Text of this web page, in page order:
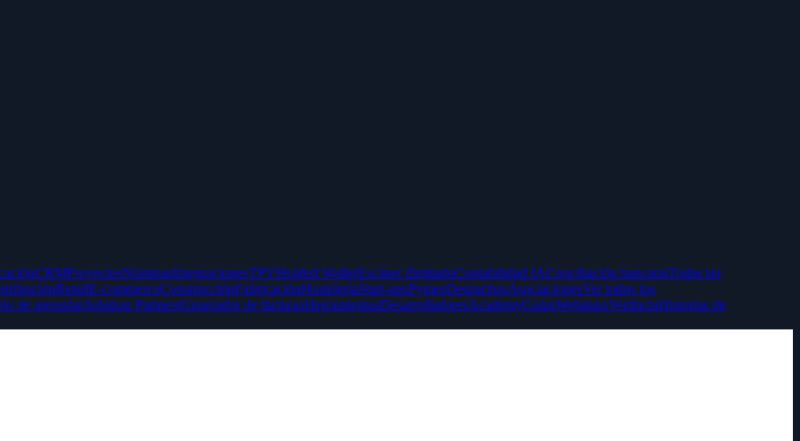
CRMProyectosNóminasIntegracionesTPVHolded WalletEscáner ilimitadoContabilidad IAConciliación bancariaTodas las
RetailE-commerceConstrucciónFabricaciónHosteleríaStart-upsPymesDespachosAsociacionesVer todos los
de asesoríasSolution PartnersGenerador de facturasHerramientasDesarrolladoresAcademyGuíasWebinarsVerifactuHistorias de